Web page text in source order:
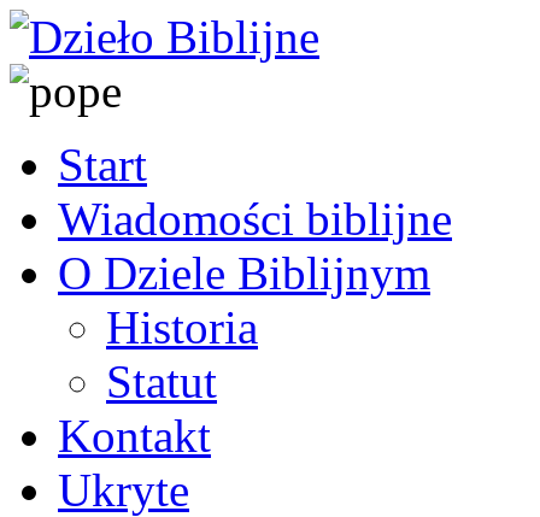
Start
Wiadomości biblijne
O Dziele Biblijnym
Historia
Statut
Kontakt
Ukryte